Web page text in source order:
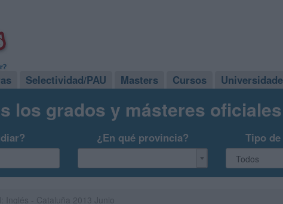
Selectividad/PAU Masters Cursos
los grados y másteres
¿En qué provincia? Tipo